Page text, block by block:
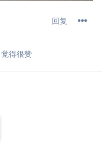
回复
觉得很赞